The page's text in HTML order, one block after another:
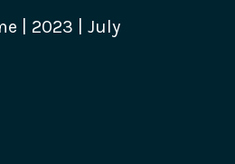
2023 July